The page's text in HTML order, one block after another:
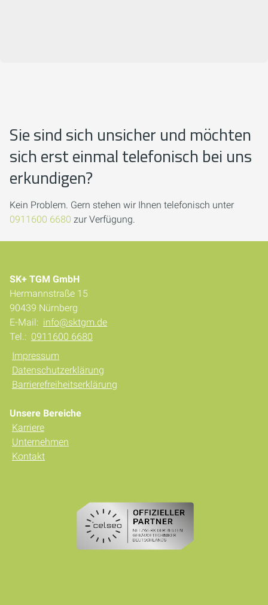
Sie sind sich unsicher und möchten
sich erst einmal telefonisch bei uns
erkundigen?
Kein Problem. Gern stehen wir Ihnen telefonisch unter
0911600 6680 zur Verfügung.
SK+ TGM GmbH
Hermannstraße 15
90439 Nürnberg
E-Mail: info@sktgm.de
Tel.: 0911600 6680
Impressum
Datenschutzerklärung
Barrierefreiheitserklärung
Unsere Bereiche
Karriere
Unternehmen
Kontakt